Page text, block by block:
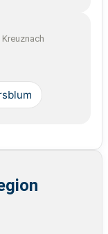
Kreuznach